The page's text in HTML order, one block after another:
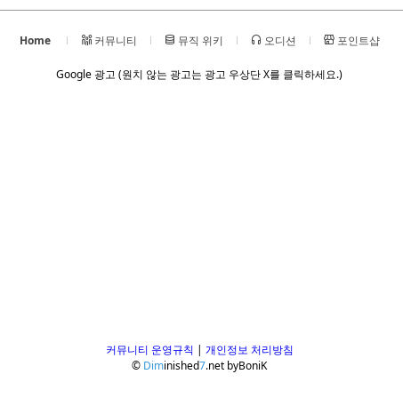
Home 커뮤니티 뮤직 위키 오디션 포인트샵
Google 광고 (원치 않는 광고는 광고 우상단 X를 클릭하세요.)
커뮤니티 운영규칙 | 개인정보 처리방침
© Diminished7.net byBoniK